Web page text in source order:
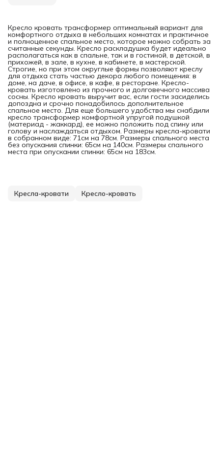
Кресло кровать трансформер оптимальный вариант для
комфортного отдыха в небольших комнатах и практичное
и полноценное спальное место, которое можно собрать за
считанные секунды. Кресло раскладушка будет идеально
располагаться как в спальне, так и в гостиной, в детской, в
прихожей, в зале, в кухне, в кабинете, в мастерской.
Строгие, но при этом округлые формы позволяют креслу
для отдыха стать частью декора любого помещения: в
доме, на даче, в офисе, в кафе, в ресторане. Кресло-
кровать изготовлено из прочного и долговечного массива
сосны. Кресло кровать выручит вас, если гости засиделись
допоздна и срочно понадобилось дополнительное
спальное место. Для еще большего удобства мы снабдили
кресло трансформер комфортной упругой подушкой
(материад - жаккард), ее можно положить под спину или
голову и наслаждаться отдыхом. Размеры кресла-кровати
в собранном виде: 71см на 78см. Размеры спального места
без опускания спинки: 65см на 140см. Размеры спального
места при опускании спинки: 65см на 183см.
Кресла-кровати Кресло-кровать